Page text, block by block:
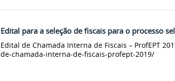
Edital para a seleção de fiscais para o processo
Edital de Chamada Interna de Fiscais – ProfEPT
de-chamada-interna-de-fiscais-profept-2019/